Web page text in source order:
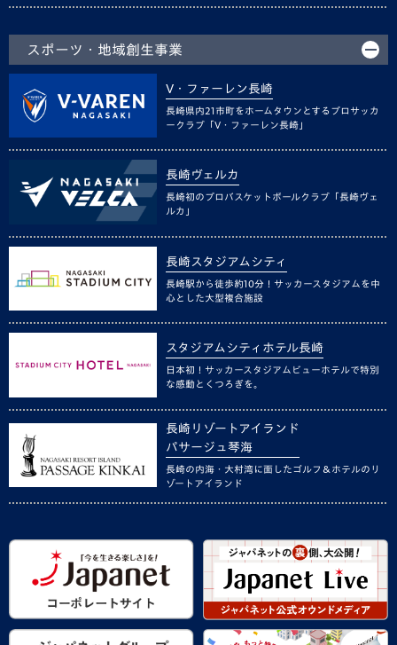
スポーツ・地域創生事業
V・ファーレン長崎
長崎県内21市町をホームタウンとするプロサッカ
ークラブ「V・ファーレン長崎」
長崎ヴェルカ
長崎初のプロバスケットボールクラブ「長崎ヴェ
ルカ」
長崎スタジアムシティ
長崎駅から徒歩約10分！サッカースタジアムを中
心とした大型複合施設
スタジアムシティホテル長崎
日本初！サッカースタジアムビューホテルで特別
な感動とくつろぎを。
長崎リゾートアイランド
パサージュ琴海
長崎の内海・大村湾に面したゴルフ＆ホテルのリ
ゾートアイランド